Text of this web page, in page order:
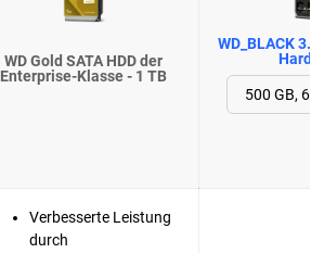
WD Gold SATA HDD der
Enterprise-Klasse - 1 TB
WD_BLACK
Verbesserte Leistung
durch